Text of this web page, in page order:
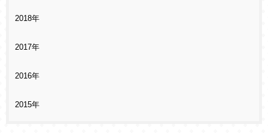
2018年
2017年
2016年
2015年